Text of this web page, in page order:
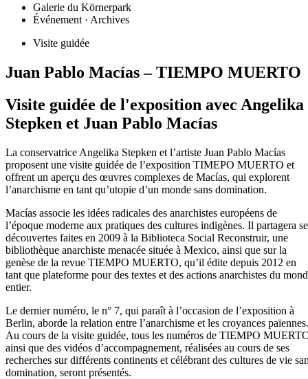
Galerie du Körnerpark
Événement · Archives
Visite guidée
Juan Pablo Macías – TIEMPO MUERTO
Visite guidée de l'exposition avec Angelika
Stepken et Juan Pablo Macías
La conservatrice Angelika Stepken et l’artiste Juan Pablo Macías
proposent une visite guidée de l’exposition TIMEPO MUERTO et
offrent un aperçu des œuvres complexes de Macías, qui explorent
l’anarchisme en tant qu’utopie d’un monde sans domination.
Macías associe les idées radicales des anarchistes européens de
l’époque moderne aux pratiques des cultures indigènes. Il partagera
découvertes faites en 2009 à la Biblioteca Social Reconstruir, une
bibliothèque anarchiste menacée située à Mexico, ainsi que sur la
genèse de la revue TIEMPO MUERTO, qu’il édite depuis 2012 en
tant que plateforme pour des textes et des actions anarchistes du
entier.
Le dernier numéro, le n° 7, qui paraît à l’occasion de l’exposition à
Berlin, aborde la relation entre l’anarchisme et les croyances païennes.
Au cours de la visite guidée, tous les numéros de TIEMPO
ainsi que des vidéos d’accompagnement, réalisées au cours de ses
recherches sur différents continents et célébrant des cultures de vie
domination, seront présentés.